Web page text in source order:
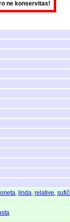
ne konservitas!
linda relative